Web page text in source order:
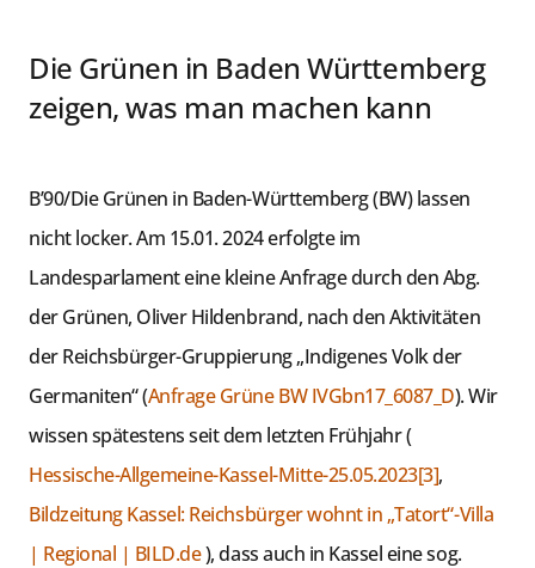
Die Grünen in Baden Württemberg
zeigen, was man machen kann
B’90/Die Grünen in Baden-Württemberg (BW) lassen
nicht locker. Am 15.01. 2024 erfolgte im
Landesparlament eine kleine Anfrage durch den Abg.
der Grünen, Oliver Hildenbrand, nach den Aktivitäten
der Reichsbürger-Gruppierung „Indigenes Volk der
Germaniten“ (Anfrage Grüne BW IVGbn17_6087_D). Wir
wissen spätestens seit dem letzten Frühjahr (
Hessische-Allgemeine-Kassel-Mitte-25.05.2023[3],
Bildzeitung Kassel: Reichsbürger wohnt in „Tatort“-Villa
| Regional | BILD.de), dass auch in Kassel eine sog.